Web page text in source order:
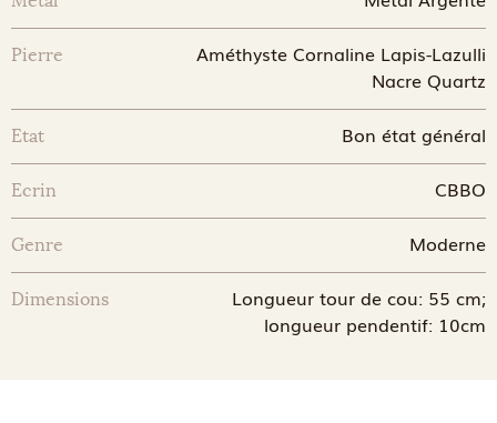
Pierre
Améthyste Cornaline Lapis-Lazulli
Nacre Quartz
Etat Bon état général
Ecrin CBBO
Genre Moderne
Dimensions
Longueur tour de cou: 55 cm;
longueur pendentif: 10cm